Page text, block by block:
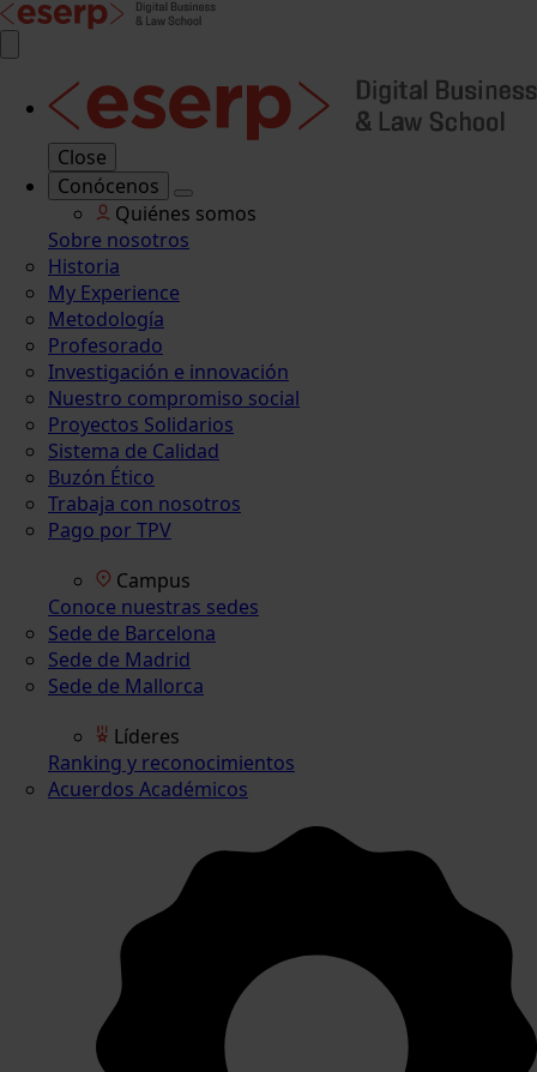
Close
Conócenos
Quiénes somos
Sobre nosotros
Historia
My Experience
Metodología
Profesorado
Investigación e innovación
Nuestro compromiso social
Proyectos Solidarios
Sistema de Calidad
Buzón Ético
Trabaja con nosotros
Pago por TPV
Campus
Conoce nuestras sedes
Sede de Barcelona
Sede de Madrid
Sede de Mallorca
Líderes
Ranking y reconocimientos
Acuerdos Académicos